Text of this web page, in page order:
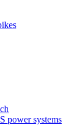
power systems